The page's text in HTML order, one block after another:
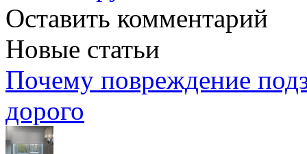
Оставить комментарий
Новые статьи
Почему повреждение
дорого